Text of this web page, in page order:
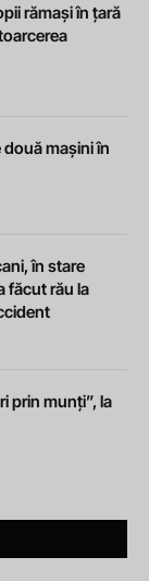
rămași în țară
mașini în
în stare
făcut rău la
prin munți”, la